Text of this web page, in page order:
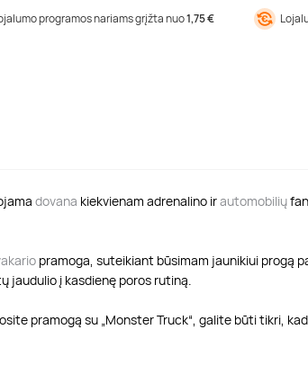
programos nariams grįžta nuo1,75 €
dovana kiekvienam adrenalino irautomobilių
pramoga, suteikiant būsimam jaunikiui progą
jaudulio į kasdienę poros rutiną.
pramogą su „Monster Truck“, galite būti tikri,